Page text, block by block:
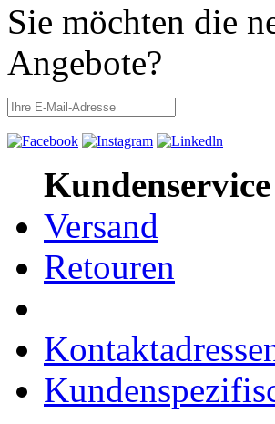
Sie möchten die
Angebote?
Kundenservice
Versand
Retouren